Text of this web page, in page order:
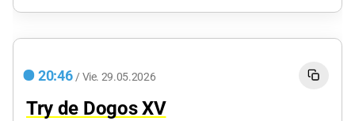
20:46 / Vie. 29.05.2026
Try de Dogos XV